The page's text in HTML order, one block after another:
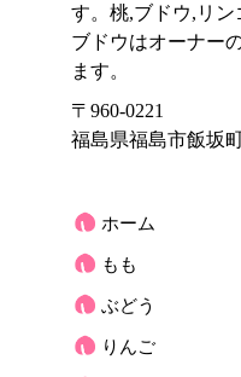
す。桃,ブドウ,リン
ブドウはオーナー
ます。
〒960-0221
福島県福島市飯坂
ホーム
もも
ぶどう
りんご